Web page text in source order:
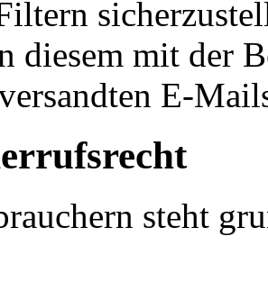
diesem mit der
E-
steht